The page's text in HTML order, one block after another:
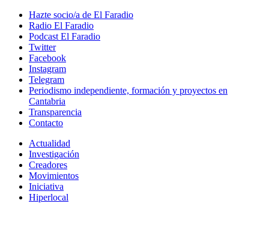
Hazte socio/a de El Faradio
Radio El Faradio
Podcast El Faradio
Twitter
Facebook
Instagram
Telegram
Periodismo independiente, formación y proyectos en
Cantabria
Transparencia
Contacto
Actualidad
Investigación
Creadores
Movimientos
Iniciativa
Hiperlocal